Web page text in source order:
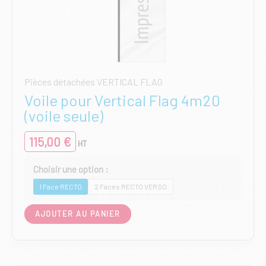
Pièces détachées VERTICAL FLAG
Voile pour Vertical Flag 4m20
(voile seule)
115,00 € HT
1 Face RECTO 2 Faces RECTO VERSO
AJOUTER AU PANIER
produit